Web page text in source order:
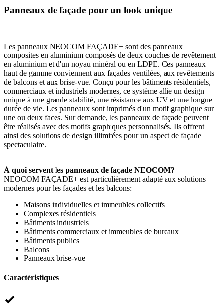
Panneaux de façade pour un look unique
Les panneaux NEOCOM FAÇADE+ sont des panneaux
composites en aluminium composés de deux couches de revêtement
en aluminium et d'un noyau minéral ou en LDPE. Ces panneaux
haut de gamme conviennent aux façades ventilées, aux revêtements
de balcons et aux brise-vue. Conçu pour les bâtiments résidentiels,
commerciaux et industriels modernes, ce système allie un design
unique à une grande stabilité, une résistance aux UV et une longue
durée de vie. Les panneaux sont imprimés d'un motif graphique sur
une ou deux faces. Sur demande, les panneaux de façade peuvent
être réalisés avec des motifs graphiques personnalisés. Ils offrent
ainsi des solutions de design illimitées pour un aspect de façade
spectaculaire.
À quoi servent les panneaux de façade NEOCOM?
NEOCOM FAÇADE+ est particulièrement adapté aux solutions
modernes pour les façades et les balcons:
Maisons individuelles et immeubles collectifs
Complexes résidentiels
Bâtiments industriels
Bâtiments commerciaux et immeubles de bureaux
Bâtiments publics
Balcons
Panneaux brise-vue
Caractéristiques